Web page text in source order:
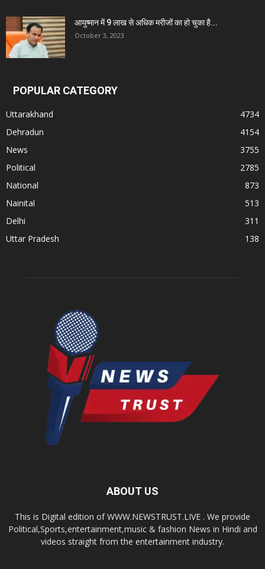
आयुष्मान में 9 लाख से अधिक मरीजों का हो चुका है...
October 3, 2023
POPULAR CATEGORY
Uttarakhand
4734
Dehradun
4154
News
3755
Political
2785
National
873
Nainital
513
Delhi
311
Uttar Pradesh
138
ABOUT US
This is Digital edition of WWW.NEWSTRUST.LIVE . We provide
Political,Sports,entertainment,music & fashion News in Hindi and
videos straight from the entertainment industry.